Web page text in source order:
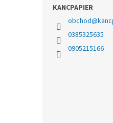
KANCPAPIER
obchod@
0385325635
0905215166